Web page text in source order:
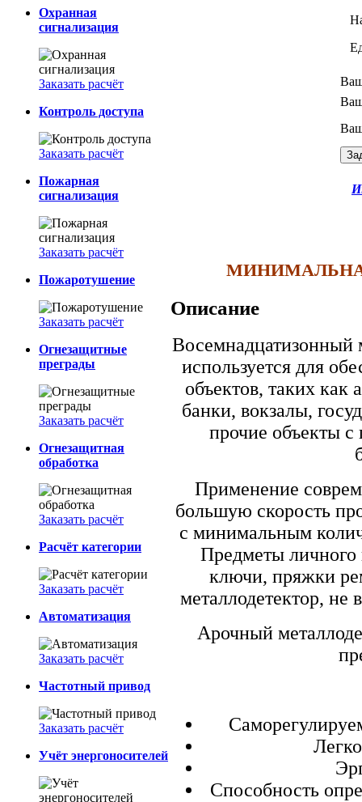
Охранная
сигнализация
Заказать расчёт
Контроль доступа
Заказать расчёт
Пожарная
сигнализация
Заказать расчёт
Пожаротушение
Заказать расчёт
Огнезащитные
преграды
Заказать расчёт
Огнезащитная
обработка
Заказать расчёт
Расчёт категории
Заказать расчёт
Автоматизация
Заказать расчёт
Частотный привод
Заказать расчёт
Учёт энергоносителей
Описание
Восемнадцатизонный
используется для
объектов, таких как
банки, вокзалы,
прочие объекты
Применение
большую скорость
с минимальным
Предметы личного
ключи, пряжки
металлодетектор, не
Арочный
Способность